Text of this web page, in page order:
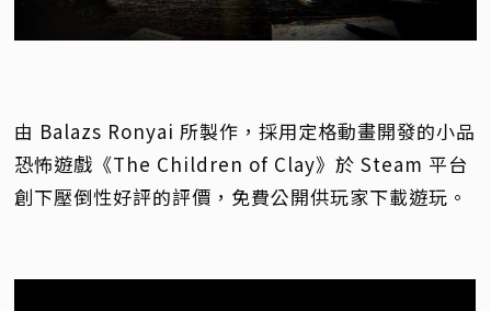
由 Balazs Ronyai 所製作，採用定格動畫開發的小品
恐怖遊戲《The Children of Clay》於 Steam 平台
創下壓倒性好評的評價，免費公開供玩家下載遊玩。